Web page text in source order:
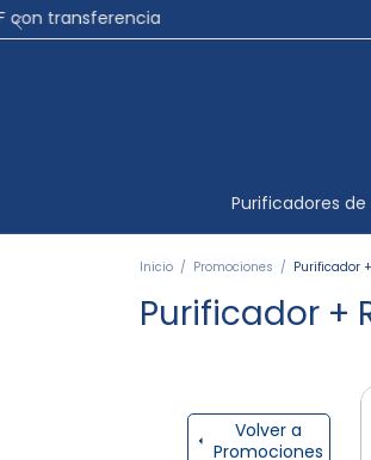
Purificadores de
Inicio / Promociones / Purificador
Purificador +
Volver a
Promociones